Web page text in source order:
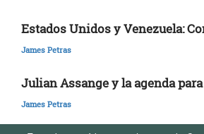
Estados Unidos y Venezuela:
James Petras
Julian Assange y la agenda
James Petras